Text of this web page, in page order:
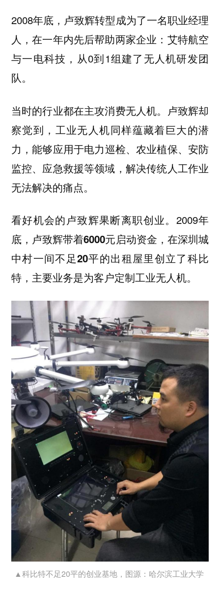
2008年底，卢致辉转型成为了一名职业经理
人，在一年内先后帮助两家企业：艾特航空
与一电科技，从0到1组建了无人机研发团
队。
当时的行业都在主攻消费无人机。卢致辉却
察觉到， 工业无人机同样蕴藏着巨大的潜
力，能够应用于电力巡检、农业植保、安防
监控、应急救援等领域，解决传统人工作业
无法解决的痛点。
看好机会的卢致辉果断离职创业。2009年
底，卢致辉带着6000元启动资金，在深圳城
中村一间不足20平的出租屋里创立了科比
特，主要业务是为客户定制工业无人机。
▲科比特不足20平的创业基地，图源：哈尔滨工业大学